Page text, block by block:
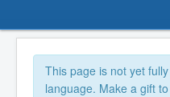
This page is not yet
language. Make a gift